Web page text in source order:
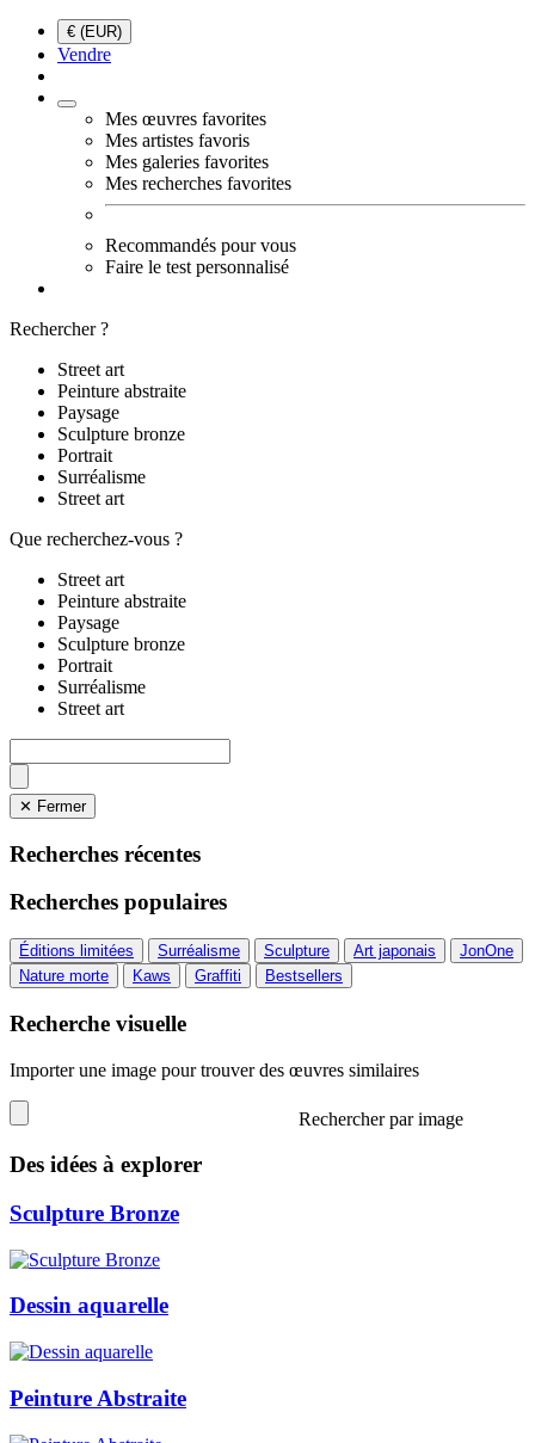
€ (EUR)
Vendre
Mes œuvres favorites
Mes artistes favoris
Mes galeries favorites
Mes recherches favorites
Recommandés pour vous
Faire le test personnalisé
Rechercher ?
Street art
Peinture abstraite
Paysage
Sculpture bronze
Portrait
Surréalisme
Street art
Que recherchez-vous ?
Street art
Peinture abstraite
Paysage
Sculpture bronze
Portrait
Surréalisme
Street art
✕ Fermer
Recherches récentes
Recherches populaires
Éditions limitées Surréalisme Sculpture Art japonais
JonOne
Nature morte
Kaws Graffiti Bestsellers
Recherche visuelle
Importer une image pour trouver des œuvres similaires
Rechercher par image
Des idées à explorer
Sculpture Bronze
Dessin aquarelle
Peinture Abstraite